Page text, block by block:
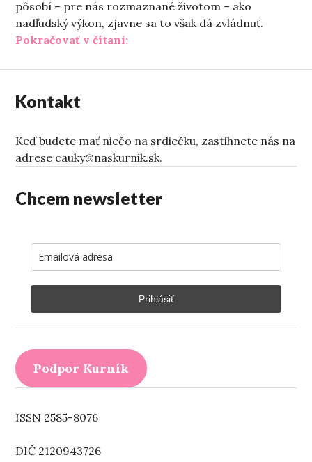
pôsobí – pre nás rozmaznané životom – ako
nadľudský výkon, zjavne sa to však dá zvládnuť.
Pokračovať v čítaní:„Do školy s kočíkom“
Kontakt
Keď budete mať niečo na srdiečku, zastihnete nás na
adrese cauky@naskurnik.sk.
Chcem newsletter
Prihlásiť
Podpor Kurník
ISSN 2585-8076
DIČ 2120943726